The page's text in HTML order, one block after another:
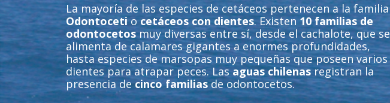
La mayoría de las especies de cetáceos pertenecen a la familia
Odontocetiocetáceos con dientes. Existen10 familias de
odontocetosmuy diversas entre sí, desde el cachalote, que se
alimenta de calamares gigantes a enormes profundidades,
hasta especies de marsopas muy pequeñas que poseen varios
dientes para atrapar peces. Lasaguas chilenasregistran la
presencia decinco familiasde odontocetos.